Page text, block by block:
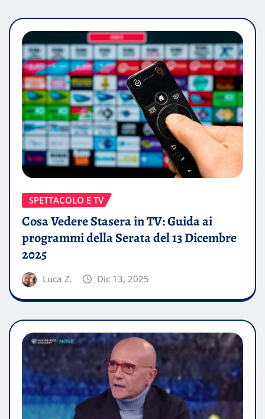
SPETTACOLO E TV
Cosa Vedere Stasera in TV: Guida ai
programmi della Serata del 13 Dicembre
2025
Luca Z. Dic 13, 2025